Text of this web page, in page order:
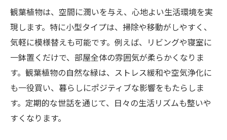
観葉植物は、空間に潤いを与え、心地よい生活環境を実
現します。特に小型タイプは、掃除や移動がしやすく、
気軽に模様替えも可能です。例えば、リビングや寝室に
一鉢置くだけで、部屋全体の雰囲気が柔らかくなりま
す。観葉植物の自然な緑は、ストレス緩和や空気浄化に
も一役買い、暮らしにポジティブな影響をもたらしま
す。定期的な世話を通じて、日々の生活リズムも整いや
すくなります。